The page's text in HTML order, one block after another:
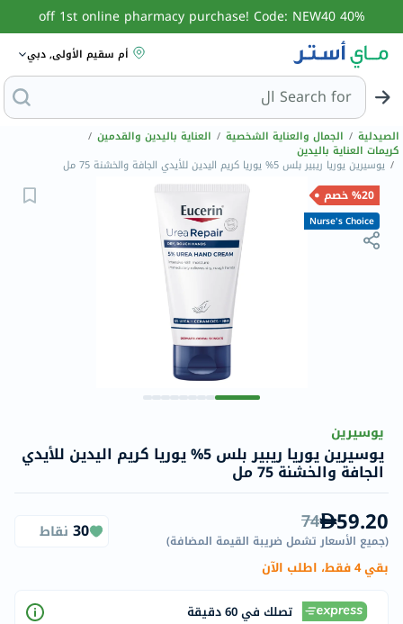
40% off 1st online pharmacy purchase! Code: NEW40
أم سقيم الأولى, دبي
Search for البحث عن مزيل ع
الصيدلية / الجمال والعناية الشخصية / العناية باليدين والقدمين /
كريمات العناية باليدين
/ يوسيرين يوريا ريبير بلس 5% يوريا كريم اليدين للأيدي الجافة والخشنة 75 مل
%20 خصم
Nurse's Choice
يوسيرين
يوسيرين يوريا ريبير بلس 5% يوريا كريم اليدين للأيدي
الجافة والخشنة 75 مل
59.20
74
(جميع الأسعار تشمل ضريبة القيمة المضافة)
30 نقاط
بقي 4 فقط، اطلب الآن
تصلك في 60 دقيقة